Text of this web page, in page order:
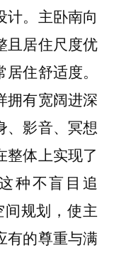
计。主卧南向
且居住尺度优
住舒适度。
拥有宽阔进深
、影音、冥想
整体上实现了
种不盲目追
间规划，使主
有的尊重与满